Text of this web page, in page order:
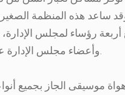
ساعد هذه المنظمة
رؤساء لمجلس الإدارة،
وأعضاء مجلس الإدارة على حد سواء، وكان دائماً مبتسماً وصاحب كلمة إيجابية.
موسيقى الجاز بجميع